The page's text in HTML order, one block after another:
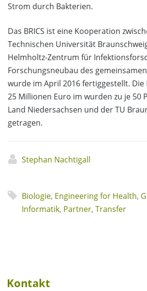
Strom durch Bakterien.
Das BRICS ist eine Kooperation
Technischen Universität
Helmholtz-Zentrum für
Forschungsneubau des
wurde im April 2016 fertiggestellt.
25 Millionen Euro im wurden zu je 50
Land Niedersachsen und der TU
getragen.
Stephan Nachtigall
Biologie, Engineering for Health,
Informatik, Partner, Transfer
Kontakt